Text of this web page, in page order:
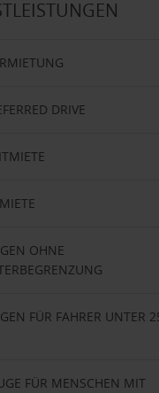
DRIVE
OHNE
FÜR FAHRER UNTER
FÜR MENSCHEN MIT